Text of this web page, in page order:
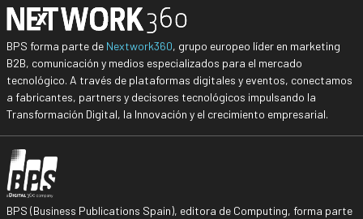
BPS forma parte de Nextwork360, grupo europeo líder en marketing
B2B, comunicación y medios especializados para el mercado
tecnológico. A través de plataformas digitales y eventos, conectamos
a fabricantes, partners y decisores tecnológicos impulsando la
Transformación Digital, la Innovación y el crecimiento empresarial.
BPS (Business Publications Spain), editora de Computing, forma parte